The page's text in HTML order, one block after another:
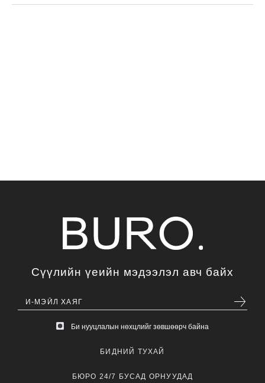
Сүүлийн үеийн мэдээлэл авч байх
Би нууцлалын нөхцлийг зөвшөөрч байна
БИДНИЙ ТУХАЙ
БЮРО 24/7 БУСАД ОРНУУДАД